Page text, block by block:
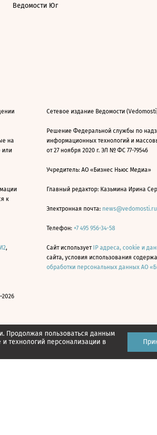
Продолжая пользоваться данным
технологий персонализации в
Ведомости Юг
на
или
к
,
Сетевое издание Ведомости
Решение Федеральной службы по
информационных технологий и
от 27 ноября 2020 г. ЭЛ № ФС 77-79546
Учредитель: АО «Бизнес Ньюс Медиа»
Главный редактор: Казьмина Ирина
Электронная почта: news@vedomosti.ru
Телефон: +7 495 956-34-58
Сайт использует IP адреса, cookie и
сайта, условия использования
обработки персональных данных АО